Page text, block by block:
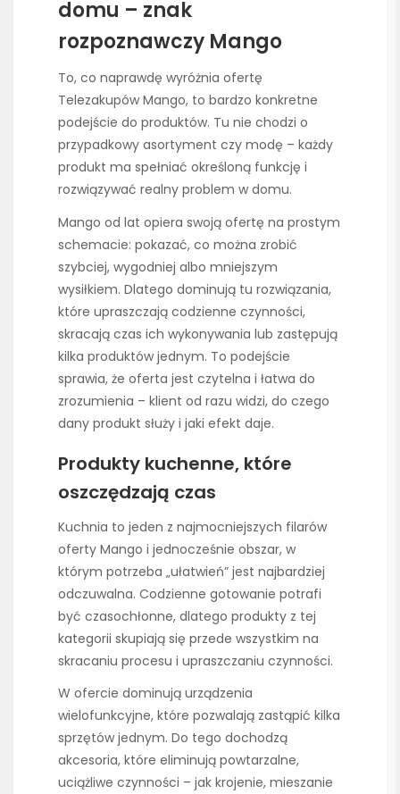
domu – znak
rozpoznawczy Mango
To, co naprawdę wyróżnia ofertę
Telezakupów Mango, to bardzo konkretne
podejście do produktów. Tu nie chodzi o
przypadkowy asortyment czy modę – każdy
produkt ma spełniać określoną funkcję i
rozwiązywać realny problem w domu.
Mango od lat opiera swoją ofertę na prostym
schemacie: pokazać, co można zrobić
szybciej, wygodniej albo mniejszym
wysiłkiem. Dlatego dominują tu rozwiązania,
które upraszczają codzienne czynności,
skracają czas ich wykonywania lub zastępują
kilka produktów jednym. To podejście
sprawia, że oferta jest czytelna i łatwa do
zrozumienia – klient od razu widzi, do czego
dany produkt służy i jaki efekt daje.
Produkty kuchenne, które
oszczędzają czas
Kuchnia to jeden z najmocniejszych filarów
oferty Mango i jednocześnie obszar, w
którym potrzeba „ułatwień” jest najbardziej
odczuwalna. Codzienne gotowanie potrafi
być czasochłonne, dlatego produkty z tej
kategorii skupiają się przede wszystkim na
skracaniu procesu i upraszczaniu czynności.
W ofercie dominują urządzenia
wielofunkcyjne, które pozwalają zastąpić kilka
sprzętów jednym. Do tego dochodzą
akcesoria, które eliminują powtarzalne,
uciążliwe czynności – jak krojenie, mieszanie